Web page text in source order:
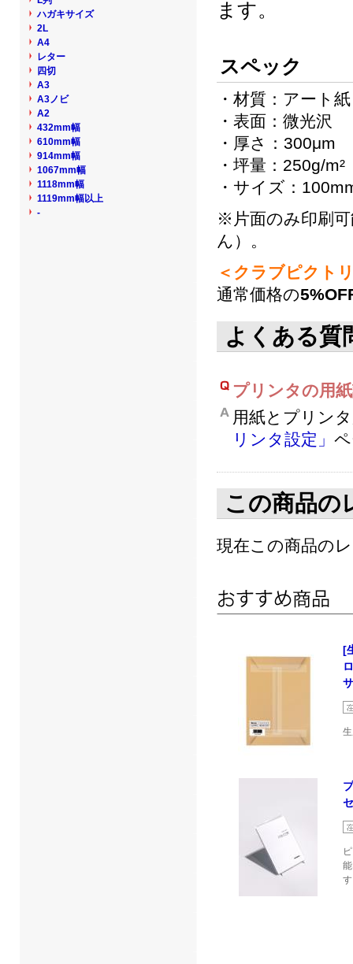
ます。
スペック
・材質：アート紙
・表面：微光沢
・厚さ：300μm
・坪量：250g/m²
・サイズ：
※片面のみ印刷
ん）。
＜クラブピクト
通常価格の
よくある質
プリンタの用
用紙とプリン
リンタ設定」
この商品の
現在この商品の
[
す
ハガキサイズ
2L
A4
レター
四切
A3
A3ノビ
A2
432mm幅
610mm幅
914mm幅
1067mm幅
1118mm幅
1119mm幅以上
-